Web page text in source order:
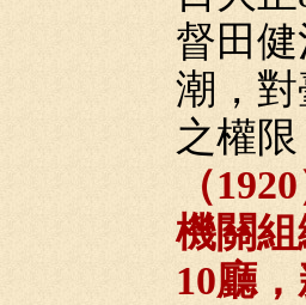
督田
潮，
之權
（
機關
10廳